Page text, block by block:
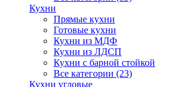
Кухни
Прямые кухни
Готовые кухни
Кухни из МДФ
Кухни из ЛДСП
Кухни с барной стойкой
Все категории (23)
Кухни угловые